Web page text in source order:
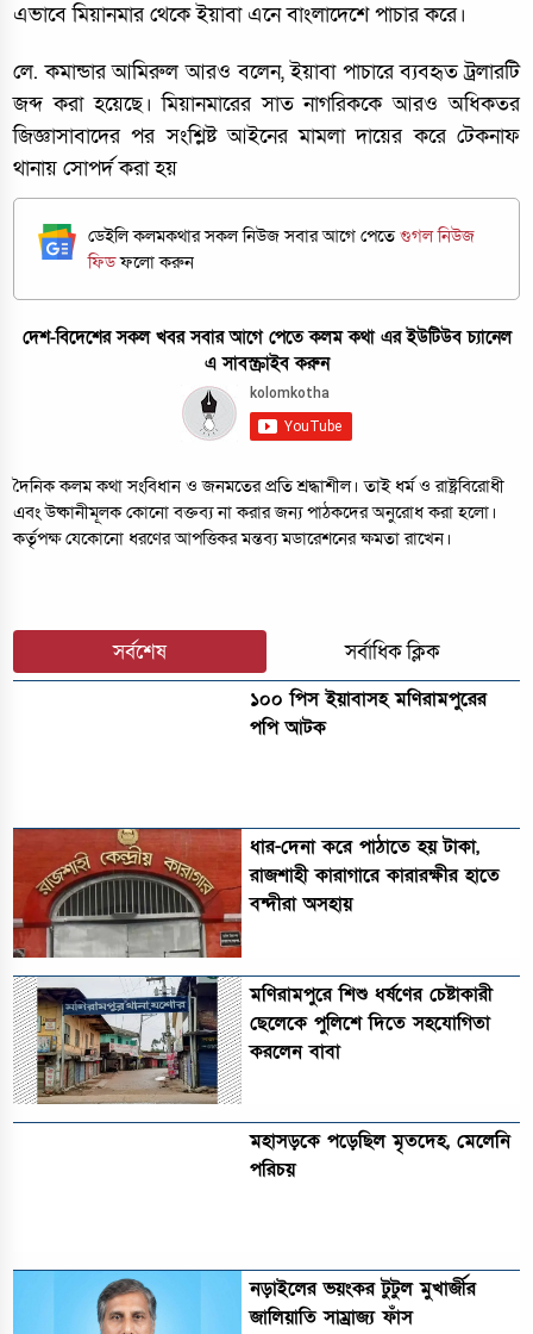
এভাবে মিয়ানমার থেকে ইয়াবা এনে বাংলাদেশে পাচার করে।
লে. কমান্ডার আমিরুল আরও বলেন, ইয়াবা পাচারে ব্যবহৃত ট্রলারটি
জব্দ করা হয়েছে। মিয়ানমারের সাত নাগরিককে আরও অধিকতর
জিজ্ঞাসাবাদের পর সংশ্লিষ্ট আইনের মামলা দায়ের করে টেকনাফ
থানায় সোপর্দ করা হয়
ডেইলি কলমকথার সকল নিউজ সবার আগে পেতেগুগল নিউজ
ফিডফলো করুন
দেশ-বিদেশের সকল খবর সবার আগে পেতে কলম কথা এর ইউটিউব চ্যানেল
এ সাবস্ক্রাইব করুন
দৈনিক কলম কথা সংবিধান ও জনমতের প্রতি শ্রদ্ধাশীল। তাই ধর্ম ও রাষ্ট্রবিরোধী
এবং উষ্কানীমূলক কোনো বক্তব্য না করার জন্য পাঠকদের অনুরোধ করা হলো।
কর্তৃপক্ষ যেকোনো ধরণের আপত্তিকর মন্তব্য মডারেশনের ক্ষমতা রাখেন।
সর্বশেষ সর্বাধিক ক্লিক
১০০ পিস ইয়াবাসহ মণিরামপুরের
পপি আটক
ধার-দেনা করে পাঠাতে হয় টাকা,
রাজশাহী কারাগারে কারারক্ষীর হাতে
বন্দীরা অসহায়
মণিরামপুরে শিশু ধর্ষণের চেষ্টাকারী
ছেলেকে পুলিশে দিতে সহযোগিতা
করলেন বাবা
মহাসড়কে পড়েছিল মৃতদেহ, মেলেনি
পরিচয়
নড়াইলের ভয়ংকর টুটুল মুখার্জীর
জালিয়াতি সাম্রাজ্য ফাঁস